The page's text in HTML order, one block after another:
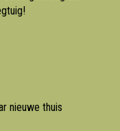
nieuwe thuis